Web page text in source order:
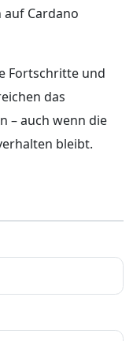
auf Cardano
Fortschritte und
das
– auch wenn die
bleibt.